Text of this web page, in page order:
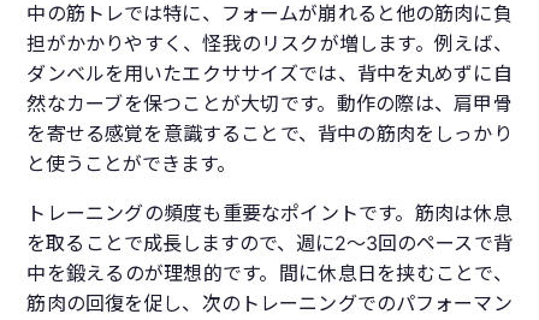
中の筋トレでは特に、フォームが崩れると他の筋肉に負
担がかかりやすく、怪我のリスクが増します。例えば、
ダンベルを用いたエクササイズでは、背中を丸めずに自
然なカーブを保つことが大切です。動作の際は、肩甲骨
を寄せる感覚を意識することで、背中の筋肉をしっかり
と使うことができます。
トレーニングの頻度も重要なポイントです。筋肉は休息
を取ることで成長しますので、週に2〜3回のペースで背
中を鍛えるのが理想的です。間に休息日を挟むことで、
筋肉の回復を促し、次のトレーニングでのパフォーマン